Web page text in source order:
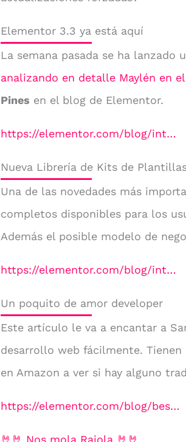
Elementor 3.3 ya está aquí
La semana pasada se ha
analizando en detalle Maylén en
Pines en el blog de Elementor.
https://elementor.com/blog/int…
Nueva Librería de Kits de
Una de las novedades más
completos disponibles para los
Además el posible modelo de
https://elementor.com/blog/int…
Un poquito de amor developer
Este artículo le va a encantar a
desarrollo web fácilmente.
en Amazon a ver si hay alguno
https://elementor.com/blog/bes…
🤘🤘 Nos mola Raiola 🤘🤘